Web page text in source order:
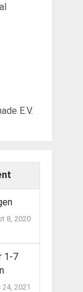
E.V.
8, 2020
1-7
24, 2021